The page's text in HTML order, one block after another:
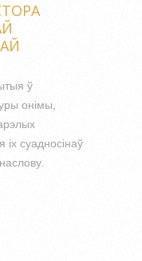
СТ.
ў
онімы,
іх суадносінаў